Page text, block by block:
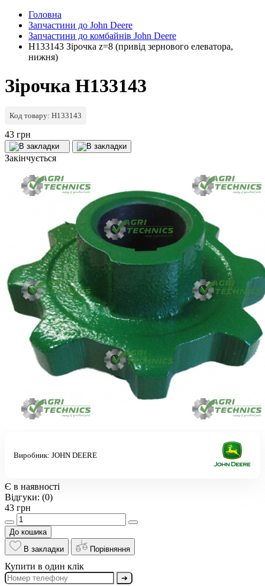
Головна
Запчастини до John Deere
Запчастини до комбайнів John Deere
H133143 Зірочка z=8 (привід зернового елеватора,
нижня)
Зірочка H133143
Код товару: H133143
43 грн
Закінчується
Виробник: JOHN DEERE
Є в наявності
Відгуки: (0)
43 грн
До кошика
В закладки
Порівняння
Купити в один клік
➔